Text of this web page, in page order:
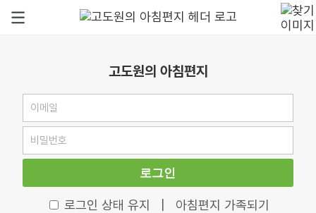
고도원의 아침편지
로그인
로그인 상태 유지 아침편지 가족되기